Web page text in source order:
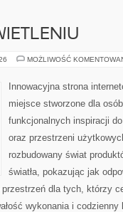
MOŻLIWOŚĆ
Innowacyjna strona
miejsce stworzone dla
funkcjonalnych inspiracji
oraz przestrzeni
rozbudowany świat
światła, pokazując jak
dla tych, którzy
wykonania i